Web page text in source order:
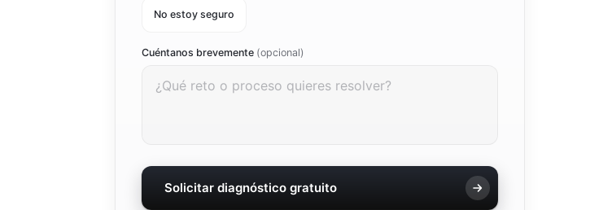
No estoy seguro
Cuéntanos brevemente (opcional)
Solicitar diagnóstico gratuito